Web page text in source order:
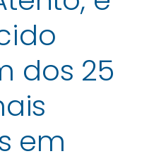
dos 25
em